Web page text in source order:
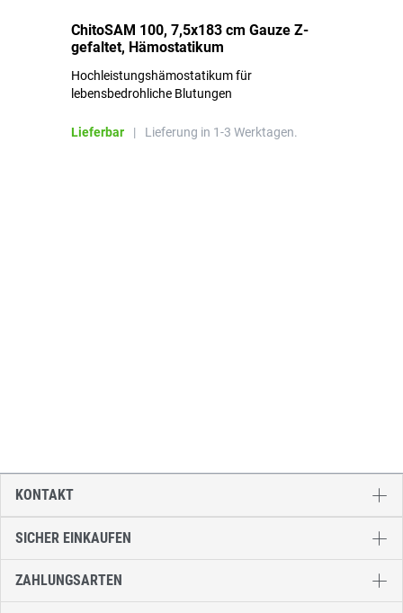
ChitoSAM 100, 7,5x183 cm Gauze Z-
gefaltet, Hämostatikum
Hochleistungshämostatikum für
lebensbedrohliche Blutungen
Lieferbar | Lieferung in 1-3 Werktagen.
SICHER EINKAUFEN
ZAHLUNGSARTEN
KONTAKT